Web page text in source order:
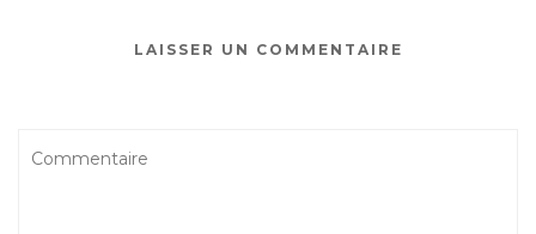
LAISSER UN COMMENTAIRE